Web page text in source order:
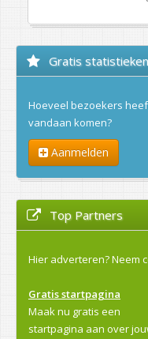
Gratis
Hoeveel bezoekers
vandaan komen?
Aanmelden
Top Partners
Hier adverteren?Neem
Gratis startpagina
Maak nu gratis een
startpagina aan over